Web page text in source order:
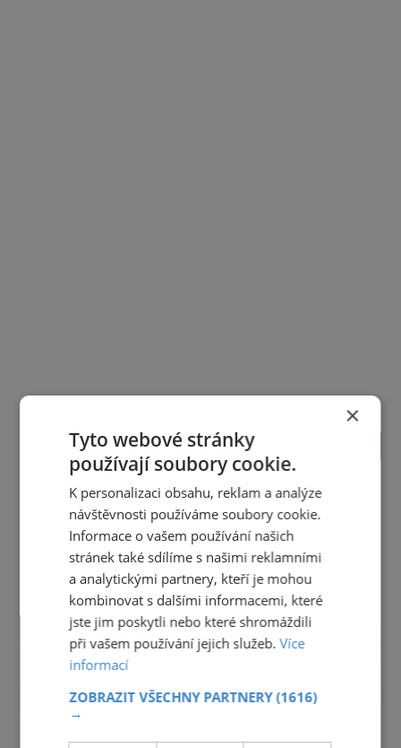
TIPY NA CESTY
Jihočeský kraj Jihomoravský kraj
Karlovarský kraj
Královéhradecký kraj
Liberecký kraj
Moravskoslezský krajOlomoucký kraj
Pardubický kraj
Plzeňský kraj
Praha
Středočeský kraj
Ústecký kraj
Vysočina
Zlínský kraj
reklama
×
Tyto webové stránky
používají soubory cookie.
K personalizaci obsahu, reklam a analýze
návštěvnosti používáme soubory cookie.
Informace o vašem používání našich
stránek také sdílíme s našimi reklamními
a analytickými partnery, kteří je mohou
kombinovat s dalšími informacemi, které
jste jim poskytli nebo které shromáždili
při vašem používání jejich služeb.Více
informací
ZOBRAZIT VŠECHNY PARTNERY(1616)
→